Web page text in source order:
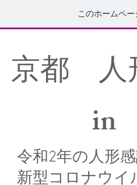
このホームペー
京都
​ in
令和2年の人形感
新型コロナウイ